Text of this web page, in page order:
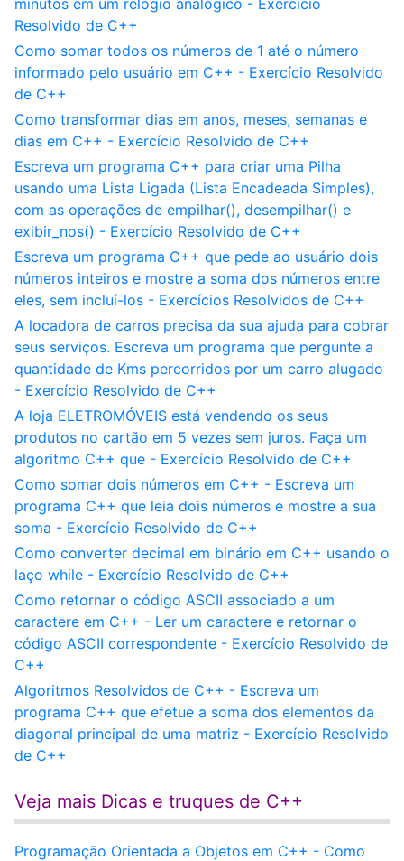
minutos em um relógio analógico - Exercício
Resolvido de C++
Como somar todos os números de 1 até o número
informado pelo usuário em C++ - Exercício Resolvido
de C++
Como transformar dias em anos, meses, semanas e
dias em C++ - Exercício Resolvido de C++
Escreva um programa C++ para criar uma Pilha
usando uma Lista Ligada (Lista Encadeada Simples),
com as operações de empilhar(), desempilhar() e
exibir_nos() - Exercício Resolvido de C++
Escreva um programa C++ que pede ao usuário dois
números inteiros e mostre a soma dos números entre
eles, sem incluí-los - Exercícios Resolvidos de C++
A locadora de carros precisa da sua ajuda para cobrar
seus serviços. Escreva um programa que pergunte a
quantidade de Kms percorridos por um carro alugado
- Exercício Resolvido de C++
A loja ELETROMÓVEIS está vendendo os seus
produtos no cartão em 5 vezes sem juros. Faça um
algoritmo C++ que - Exercício Resolvido de C++
Como somar dois números em C++ - Escreva um
programa C++ que leia dois números e mostre a sua
soma - Exercício Resolvido de C++
Como converter decimal em binário em C++ usando o
laço while - Exercício Resolvido de C++
Como retornar o código ASCII associado a um
caractere em C++ - Ler um caractere e retornar o
código ASCII correspondente - Exercício Resolvido de
C++
Algoritmos Resolvidos de C++ - Escreva um
programa C++ que efetue a soma dos elementos da
diagonal principal de uma matriz - Exercício Resolvido
de C++
Veja mais Dicas e truques de C++
Programação Orientada a Objetos em C++ - Como